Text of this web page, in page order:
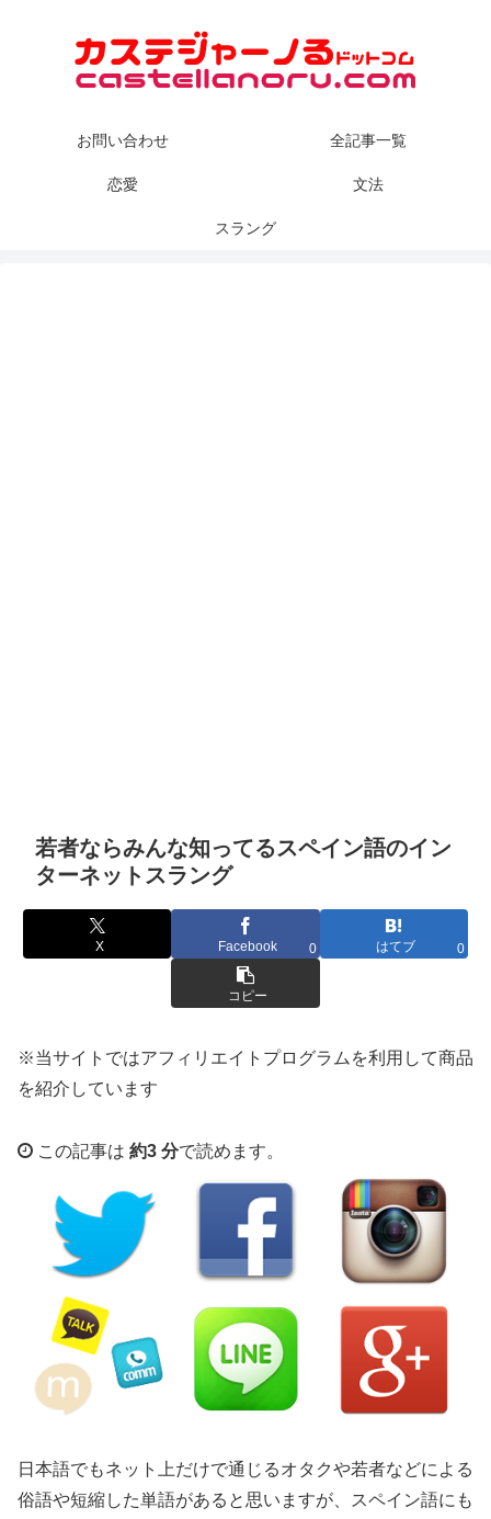
お問い合わせ 全記事一覧
恋愛 文法
スラング
若者ならみんな知ってるスペイン語のイン
ターネットスラング
X Facebook 0 はてブ 0
コピー
※当サイトではアフィリエイトプログラムを利用して商品
を紹介しています
この記事は 約3 分で読めます。
日本語でもネット上だけで通じるオタクや若者などによる
俗語や短縮した単語があると思いますが、スペイン語にも